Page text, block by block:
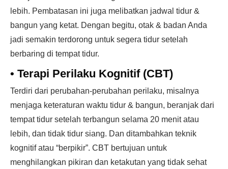
lebih. Pembatasan ini juga melibatkan jadwal tidur &
bangun yang ketat. Dengan begitu, otak & badan Anda
jadi semakin terdorong untuk segera tidur setelah
berbaring di tempat tidur.
• Terapi Perilaku Kognitif (CBT)
Terdiri dari perubahan-perubahan perilaku, misalnya
menjaga keteraturan waktu tidur & bangun, beranjak dari
tempat tidur setelah terbangun selama 20 menit atau
lebih, dan tidak tidur siang. Dan ditambahkan teknik
kognitif atau “berpikir”. CBT bertujuan untuk
menghilangkan pikiran dan ketakutan yang tidak sehat